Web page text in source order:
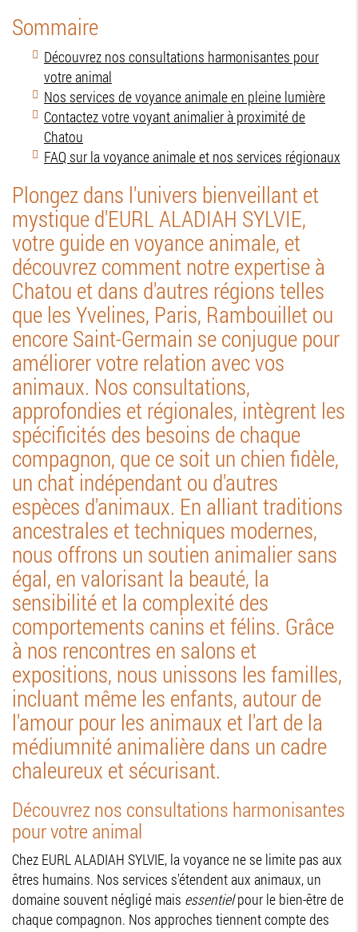
Sommaire
Découvrez nos consultations harmonisantes pour
votre animal
Nos services de voyance animale en pleine lumière
Contactez votre voyant animalier à proximité de
Chatou
FAQ sur la voyance animale et nos services régionaux
Plongez dans l'univers bienveillant et
mystique d'EURL ALADIAH SYLVIE,
votre guide en voyance animale, et
découvrez comment notre expertise à
Chatou et dans d'autres régions telles
que les Yvelines, Paris, Rambouillet ou
encore Saint-Germain se conjugue pour
améliorer votre relation avec vos
animaux. Nos consultations,
approfondies et régionales, intègrent les
spécificités des besoins de chaque
compagnon, que ce soit un chien fidèle,
un chat indépendant ou d'autres
espèces d'animaux. En alliant traditions
ancestrales et techniques modernes,
nous offrons un soutien animalier sans
égal, en valorisant la beauté, la
sensibilité et la complexité des
comportements canins et félins. Grâce
à nos rencontres en salons et
expositions, nous unissons les familles,
incluant même les enfants, autour de
l'amour pour les animaux et l'art de la
médiumnité animalière dans un cadre
chaleureux et sécurisant.
Découvrez nos consultations harmonisantes
pour votre animal
Chez EURL ALADIAH SYLVIE, la voyance ne se limite pas aux
êtres humains. Nos services s'étendent aux animaux, un
domaine souvent négligé mais essentielpour le bien-être de
chaque compagnon. Nos approches tiennent compte des